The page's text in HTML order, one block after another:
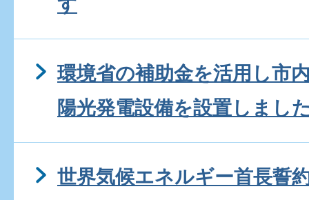
す
環境省の補助金を活用し市
陽光発電設備を設置しまし
世界気候エネルギー首長誓